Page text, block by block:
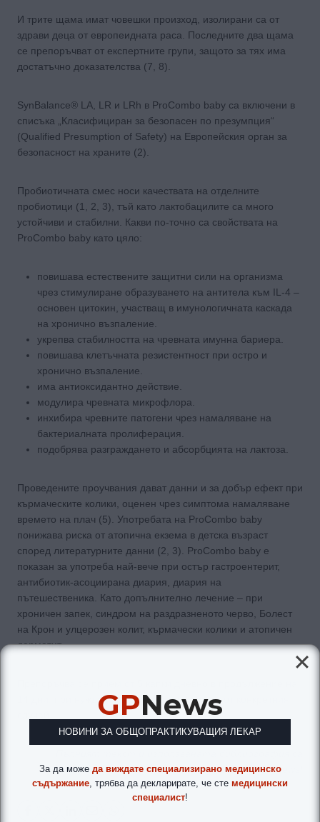
И трите щама имат човешки произход, изолирани са от
здрави деца от европеидната раса. Последните два щама
се препоръчват от експертните групи, защото за тях има
достатъчно доказателства (7, 8).
SynBalance® LA, LR и LRh в ProCombo baby са включени в
списъка „Класифициран за безопасен по презумпция“
(Qualified Presumption of Safety) на Европейския орган за
безопасност на храните (2).
Пробиотичната смес носи качествата на отделните
пробиотици (1, 2, 3), тъй като лактобацилите са много
устойчиви и стабилни. Какви по-точно са свойствата на
ProCombo baby като цяло:
повишава естествените защитни сили на организма
чрез стимулиране образуването на антитела към IL-4 –
основен цитокин, участващ в имунологичната каскада
на хронично възпаление.
укрепва стабилността на чревната имунна бариера.
повишава клетъчната резистентност при остро и
хронично възпаление.
има антиоксидантно действие.
модулира чревната микрофлора.
инхибира чревните патогени чрез намаляване на
бактериалната пролиферация.
подобрява разграждането и абсорбцията на лактоза.
Проведените проучвания дават данни и за добър ефект при
кърмаческите колики, оценен чрез симптома намаляване
времето на плач (5). Употребата на ProCombo baby
понижава риска от атопична екзема в детска възраст
според литературните данни (2, 3). ProCombo baby е
показан за употреба най-вече при остър гастроентерит,
антибиотик-асоциирана диария, диария на
пътешественика. Като допълнително лечение – при
хроничен запек, синдром на раздразненото черво, Болест
на Крон и улцерозен колит, кърмачески колики и атопичен
дерматит.
14 дни, при нужда и по-дълго в зависимост от конкретния
публикувани в печатното издание на GP News!
GPNews
НОВИНИ ЗА ОБЩОПРАКТИКУВАЩИЯ ЛЕКАР
За да може да виждате специализирано медицинско
съдържание , трябва да декларирате, че сте медицински
специалист!